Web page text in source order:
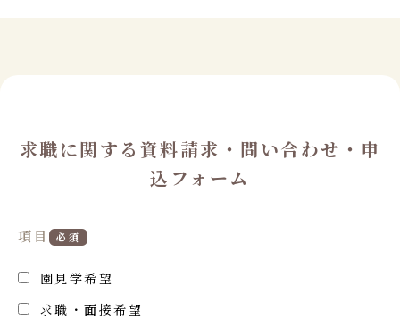
求職に関する資料請求・問い合わせ・申
込フォーム
項目 必須
園見学希望
求職・面接希望